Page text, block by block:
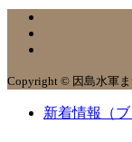
Copyright © 因島水軍
新着情報（ブ